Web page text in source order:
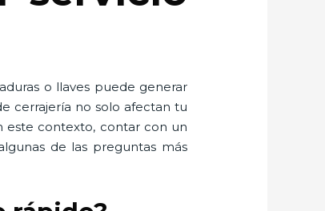
o llaves puede generar
cerrajería no solo afectan tu
este contexto, contar con un
de las preguntas más